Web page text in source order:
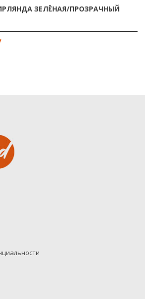
ЗЕЛЁНАЯ/ПРОЗРАЧНЫЙ